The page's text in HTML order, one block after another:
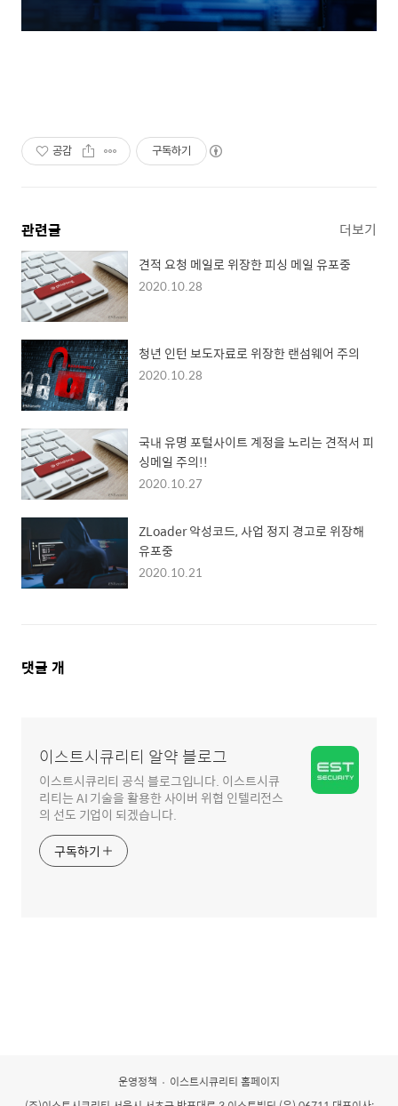
공감 구독하기
관련글 더보기
견적 요청 메일로 위장한 피싱 메일 유포중
2020.10.28
청년 인턴 보도자료로 위장한 랜섬웨어 주의
2020.10.28
국내 유명 포털사이트 계정을 노리는 견적서 피
싱메일 주의!!
2020.10.27
ZLoader 악성코드, 사업 정지 경고로 위장해
유포중
2020.10.21
댓
댓글 개
이스트시큐리티 알약 블로그
이스트시큐리티 공식 블로그입니다. 이스트시큐
리티는 AI 기술을 활용한 사이버 위협 인텔리전스
의 선도 기업이 되겠습니다.
구독하기
운영정책
이스트시큐리티 홈페이지